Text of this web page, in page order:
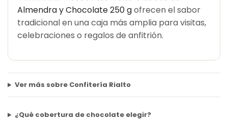
Almendra y Chocolate 250 gofrecen el sabor
tradicional en una caja más amplia para visitas,
celebraciones o regalos de anfitrión.
Ver más sobre Confitería Rialto
¿Qué cobertura de chocolate elegir?